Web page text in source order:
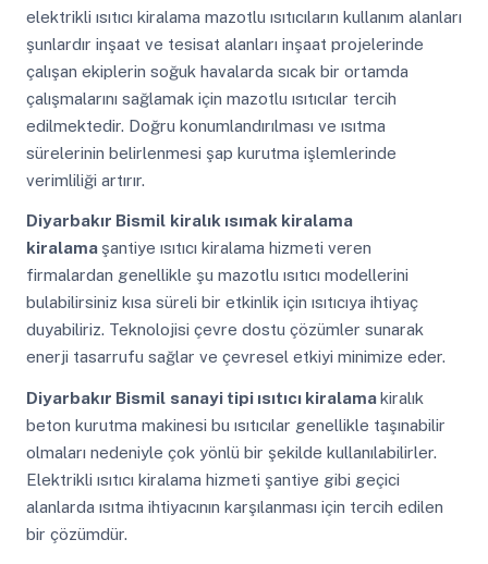
elektrikli ısıtıcı kiralama mazotlu ısıtıcıların kullanım alanları
şunlardır inşaat ve tesisat alanları inşaat projelerinde
çalışan ekiplerin soğuk havalarda sıcak bir ortamda
çalışmalarını sağlamak için mazotlu ısıtıcılar tercih
edilmektedir. Doğru konumlandırılması ve ısıtma
sürelerinin belirlenmesi şap kurutma işlemlerinde
verimliliği artırır.
Diyarbakır Bismil kiralık ısımak kiralama
kiralama şantiye ısıtıcı kiralama hizmeti veren
firmalardan genellikle şu mazotlu ısıtıcı modellerini
bulabilirsiniz kısa süreli bir etkinlik için ısıtıcıya ihtiyaç
duyabiliriz. Teknolojisi çevre dostu çözümler sunarak
enerji tasarrufu sağlar ve çevresel etkiyi minimize eder.
Diyarbakır Bismil sanayi tipi ısıtıcı kiralamakiralık
beton kurutma makinesi bu ısıtıcılar genellikle taşınabilir
olmaları nedeniyle çok yönlü bir şekilde kullanılabilirler.
Elektrikli ısıtıcı kiralama hizmeti şantiye gibi geçici
alanlarda ısıtma ihtiyacının karşılanması için tercih edilen
bir çözümdür.